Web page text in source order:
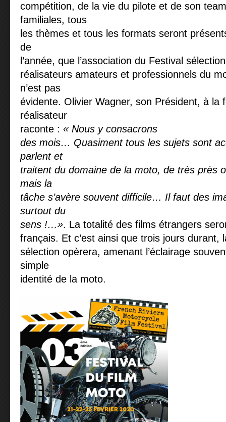
compétition, de la vie du pilote et de son
familiales, tous
les thèmes et tous les formats seront
de
l’année, que l’association du Festival
réalisateurs amateurs et professionnels du
n’est pas
évidente. Olivier Wagner, son Président, à la
réalisateur
raconte : « Nous y consacrons
des mois… Quasiment tous les sujets sont
parlent et
traitent du domaine de la moto, de très près
mais la
tâche s’avère souvent difficile… Il faut des
surtout du
sens !…». La totalité des films étrangers
français. Et c’est ainsi que trois jours durant,
sélection opèrera, amenant l’éclairage
simple
identité de la moto.